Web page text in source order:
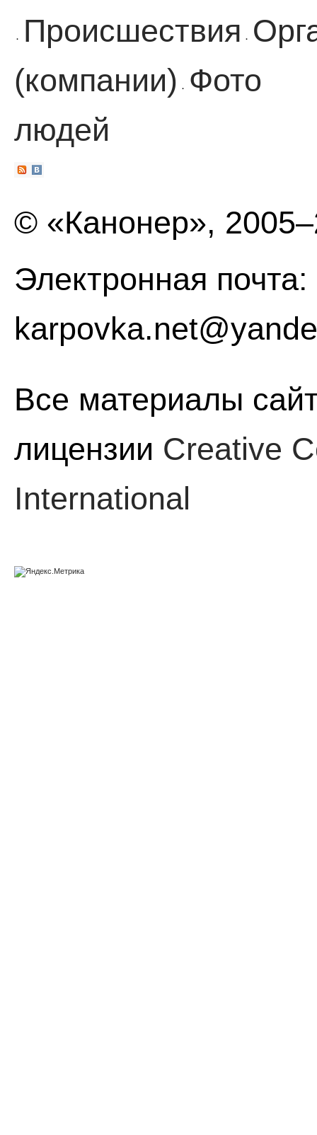
· Происшествия ·
(компании)
·
Фото
людей
© «Канонер»,
Электронная почта:
Все материалы
лицензии Creative
International